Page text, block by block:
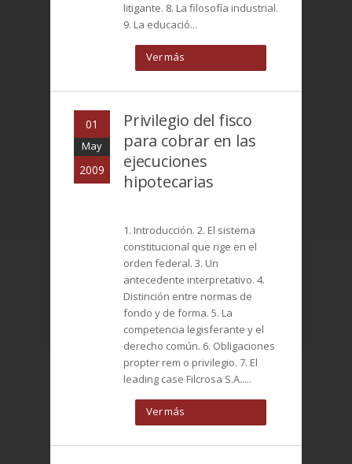
litigante. 8. La filosofía industrial.
9. La educació...
Ver más
01
May
2009
Privilegio del fisco
para cobrar en las
ejecuciones
hipotecarias
1. Introducción. 2. El sistema
constitucional que rige en el
orden federal. 3. Un
antecedente interpretativo. 4.
Distinción entre normas de
fondo y de forma. 5. La
competencia legisferante y el
derecho común. 6. Obligaciones
propter rem o privilegio. 7. El
leading case Filcrosa S.A.....
Ver más